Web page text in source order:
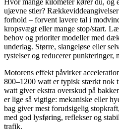
ujævne stier?
forhold – forvent lavere tal i
kropsvægt eller mange stop/start.
behov og prioriter modeller med
underlag. Større, slangeløse eller
rystelser og reducerer punkteringer,
Motorens effekt påvirker
800–1200 watt er typisk stærkt nok
watt giver ekstra overskud på
er lige så vigtige: mekaniske eller
bag giver mest forudsigelig
med god lysføring, reflekser og
trafik.